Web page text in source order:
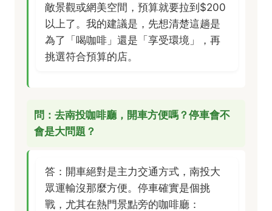
敵景觀或網美空間，預算就要拉到$200
以上了。我的建議是，先想清楚這趟是
為了「喝咖啡」還是「享受環境」，再
挑選符合預算的店。
問：去南投咖啡廳，開車方便嗎？停車會不
會是大問題？
答：開車絕對是主力交通方式，南投大
眾運輸沒那麼方便。停車確實是個挑
戰，尤其在熱門景點旁的咖啡廳：